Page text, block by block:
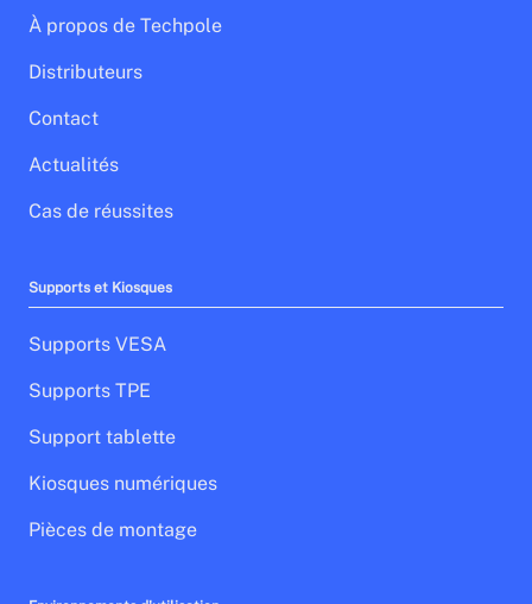
À propos de Techpole
Distributeurs
Contact
Actualités
Cas de réussites
Supports et Kiosques
Supports VESA
Supports TPE
Support tablette
Kiosques numériques
Pièces de montage